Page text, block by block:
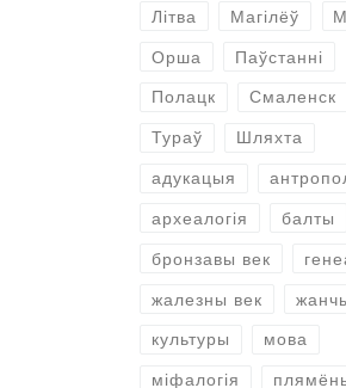
Літва Магілёў
Орша Паўстанні
Полацк Смаленск
Тураў Шляхта
адукацыя
археалогія балты
бронзавы век
жалезны век
культуры мова
міфалогія